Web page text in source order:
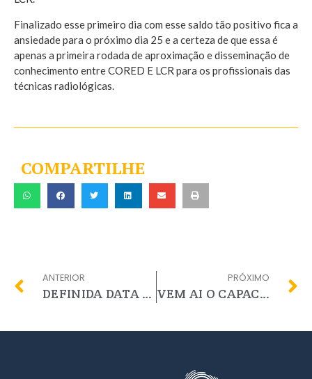
Finalizado esse primeiro dia com esse saldo tão positivo fica a
ansiedade para o próximo dia 25 e a certeza de que essa é
apenas a primeira rodada de aproximação e disseminação de
conhecimento entre CORED E LCR para os profissionais das
técnicas radiológicas.
COMPARTILHE
ANTERIOR
DEFINIDA DATA PARA TREINAMENTO DOS SATRs
PRÓXIMO
VEM AI O CAPACITA 2022